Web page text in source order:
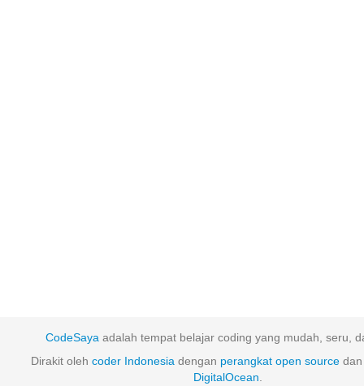
CodeSaya adalah tempat belajar coding yang mudah, seru,
Dirakit oleh coder Indonesia dengan perangkat open source
DigitalOcean